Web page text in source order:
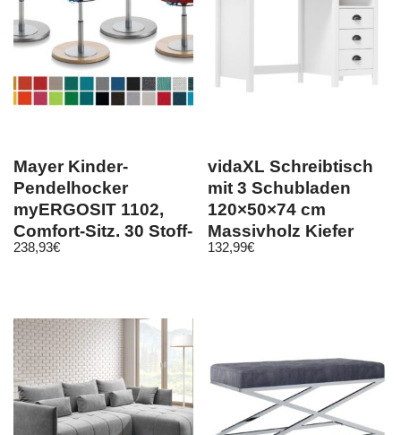
Mayer Kinder-
Pendelhocker
myERGOSIT 1102,
Comfort-Sitz, 30 Stoff-
Bezüge
238,93€
vidaXL Schreibtisch
mit 3 Schubladen
120×50×74 cm
Massivholz Kiefer
132,99€